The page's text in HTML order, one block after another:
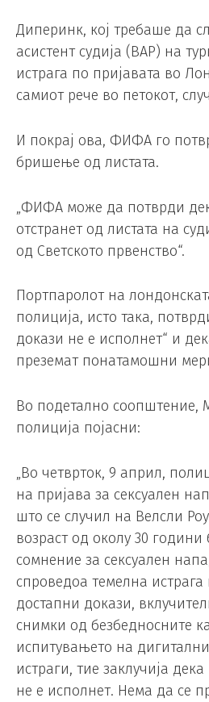
Диперинк, кој требаше да
асистент судија (ВАР) на
истрага по пријавата во
самиот рече во петокот,
И покрај ова, ФИФА го
бришење од листата.
„ФИФА може да потврди
отстранет од листата на
од Светското првенство“.
Портпаролот на
полиција, исто така,
докази не е исполнет“ и
преземат понатамошни
Во подетално соопштение,
полиција појасни:
„Во четврток, 9 април,
на пријава за сексуален
што се случил на Велсли
возраст од околу 30
сомнение за сексуален
спроведоа темелна истрага
достапни докази,
снимки од безбедносните
испитувањето на
истраги, тие заклучија
не е исполнет. Нема да се